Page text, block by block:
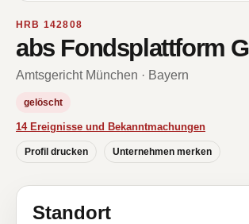
HRB 142808
abs Fondsplattform
Amtsgericht München · Bayern
gelöscht
14 Ereignisse und Bekanntmachungen
Profil drucken Unternehmen merken
Standort